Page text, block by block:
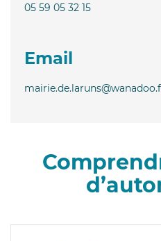
05 59 05 32 15
Email